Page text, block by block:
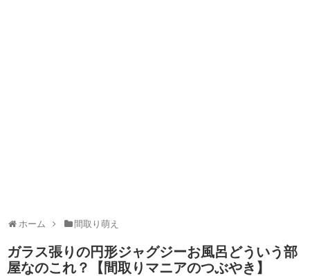
ホーム 間取り萌え
ガラス張りの円形ジャグジーお風呂どういう部
屋なのこれ？【間取りマニアのつぶやき】